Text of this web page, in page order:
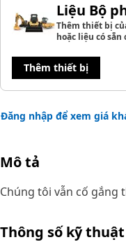
Liệu Bộ
Thêm thiết bị
hoặc liệu có
Thêm thiết bị
Đăng nhập để xem giá
Mô tả
Chúng tôi vẫn cố gắng
Thông số kỹ thuật